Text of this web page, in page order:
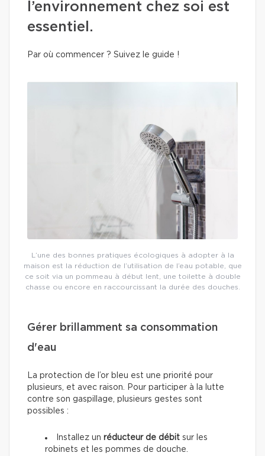
l’environnement chez soi est
essentiel.
Par où commencer ? Suivez le guide !
L’une des bonnes pratiques écologiques à adopter à la
maison est la réduction de l’utilisation de l’eau potable, que
ce soit via un pommeau à début lent, une toilette à double
chasse ou encore en raccourcissant la durée des douches.
Gérer brillamment sa consommation
d'eau
La protection de l’or bleu est une priorité pour
plusieurs, et avec raison. Pour participer à la lutte
contre son gaspillage, plusieurs gestes sont
possibles :
Installez un réducteur de débit sur les
robinets et les pommes de douche.